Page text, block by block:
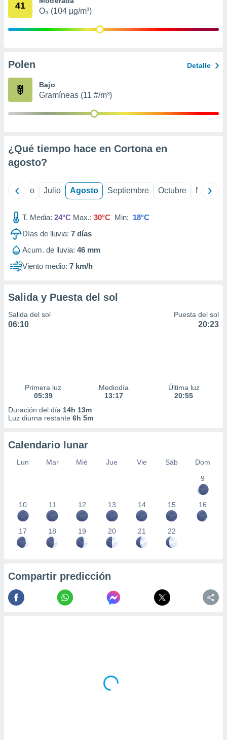
publicidad
de
1199
41
O₃ (104 µg/m³)
Polen Detalle
Bajo
Gramíneas (11 #/m³)
¿Qué tiempo hace en Cortona en
agosto?
Junio Julio Agosto Septiembre Octubre
T. Media: 24°C Max.: 30°C Min: 18°C
Días de lluvia: 7 días
Acum. de lluvia: 46 mm
Viento medio: 7 km/h
Salida y Puesta del sol
Salida del sol
06:10
Puesta del sol
20:23
Primera luz
05:39
Mediodía
13:17
Última luz
20:55
Duración del día 14h 13m
Luz diurna restante 6h 5m
Calendario lunar
Lun Mar Mié Jue Vie Sáb
Dom
9
10 11 12 13 14 15 16
17 18 19 20 21 22
Compartir predicción